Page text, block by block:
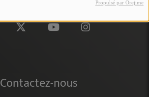
Propulsé par Orejime
Contactez-nous